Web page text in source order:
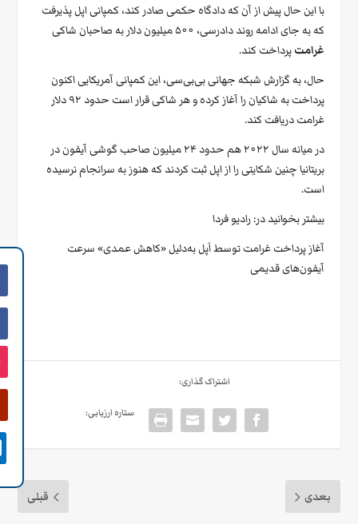
با این حال پیش از آن که دادگاه حکمی صادر کند، کمپانی اپل پذیرفت
که به جای ادامه روند دادرسی، ۵۰۰ میلیون دلار به صاحبان شاکی
غرامتپرداخت کند.
حال، به گزارش شبکه جهانی بی‌بی‌سی، این کمپانی آمریکایی اکنون
پرداخت به شاکیان را آغاز کرده و هر شاکی قرار است حدود ۹۲ دلار
غرامت دریافت کند.
در میانه سال ۲۰۲۲ هم حدود ۲۴ میلیون صاحب گوشی آیفون در
بریتانیا چنین شکایتی را از اپل ثبت کردند که هنوز به سرانجام نرسیده
است.
بیشتر بخوانید در:رادیو فردا
آغاز پرداخت غرامت توسط اَپل به‌دلیل «کاهش عمدی» سرعت
آیفون‌های قدیمی
اشتراک گذاری:
ستاره ارزیابی:
قبلی بعدی